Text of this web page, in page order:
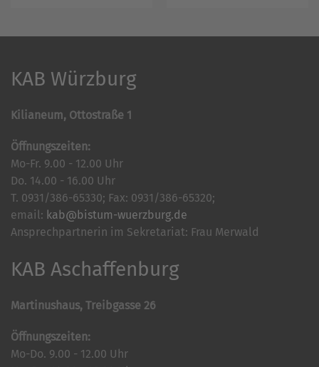
KAB Würzburg
Kilianeum, Ottostraße 1
Öffnungszeiten:
Mo-Fr. 9.00 - 12.00 Uhr
Do. 14.00 - 16.00 Uhr
T. 0931/386-65330; Fax: 0931/386-65320;
email: kab@bistum-wuerzburg.de
Ansprechpartnerin im Sekretariat: Frau Merwald
KAB Aschaffenburg
Martinushaus, Treibgasse 26
Öffnungszeiten:
Mo-Do. 9.00 - 12.00 Uhr